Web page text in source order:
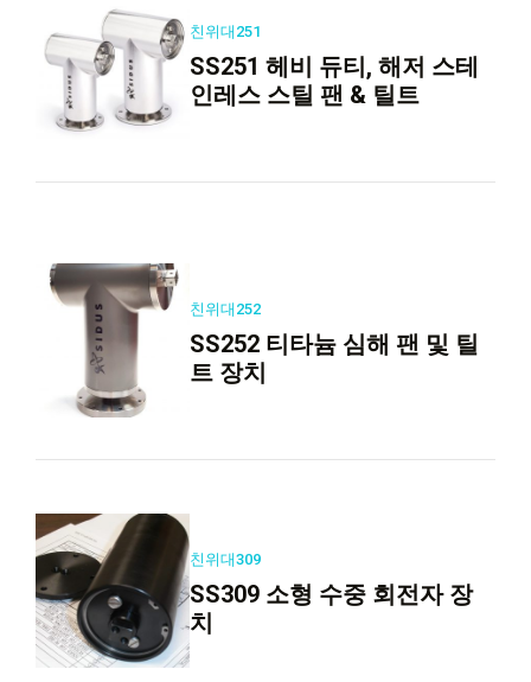
친위대251
SS251 헤비 듀티, 해저 스테
인레스 스틸 팬 & 틸트
친위대252
SS252 티타늄 심해 팬 및 틸
트 장치
친위대309
SS309 소형 수중 회전자 장
치